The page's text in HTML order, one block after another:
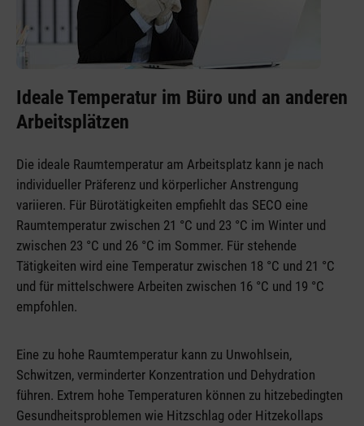
Ideale Temperatur im Büro und an anderen
Arbeitsplätzen
Die ideale Raumtemperatur am Arbeitsplatz kann je nach
individueller Präferenz und körperlicher Anstrengung
variieren. Für Bürotätigkeiten empfiehlt das SECO eine
Raumtemperatur zwischen 21 °C und 23 °C im Winter und
zwischen 23 °C und 26 °C im Sommer. Für stehende
Tätigkeiten wird eine Temperatur zwischen 18 °C und 21 °C
und für mittelschwere Arbeiten zwischen 16 °C und 19 °C
empfohlen.
Eine zu hohe Raumtemperatur kann zu Unwohlsein,
Schwitzen, verminderter Konzentration und Dehydration
führen. Extrem hohe Temperaturen können zu hitzebedingten
Gesundheitsproblemen wie Hitzschlag oder Hitzekollaps